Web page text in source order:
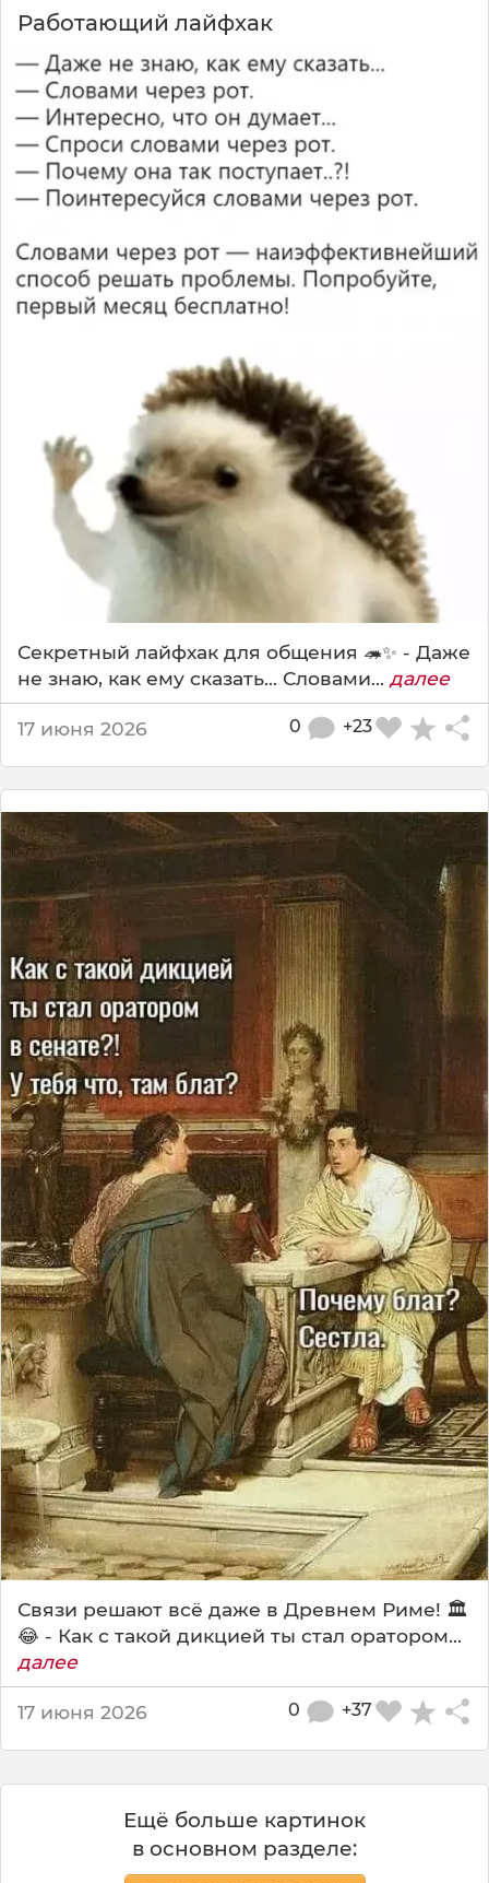
Paбoтaющий лaйфxaк
Секретный лайфхак для общения 🦔✨ - Даже
не знаю, как ему сказать... Словами... далее
17 июня 2026 +23
0
Связи решают всё даже в Древнем Риме! 🏛️
😂 - Как с такой дикцией ты стал оратором...
далее
17 июня 2026 +37
0
Ещё больше картинок
в основном разделе: